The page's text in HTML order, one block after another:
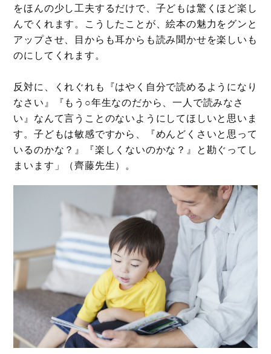
をほんの少し工夫するだけで、子どもは驚くほど楽し
んでくれます。こうしたことが、絵本の魅力をグンと
アップさせ、目からも耳からも読み聞かせを楽しいも
のに​してくれます。
反対に、くれぐれも『はやく自分で読めるようになり
なさい』『もう○年生なのだから、一人で読みなさ
い』なんて言うことのないようにしてほしいと思いま
す。子どもは敏感ですから、『めんどくさいと思って
いるのかな？』『楽しくないのかな？』と勘ぐってし
まいます」（齊藤先生）。